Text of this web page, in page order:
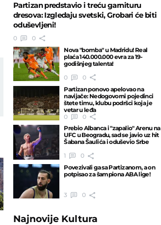
Partizan predstavio i treću garnituru
dresova: Izgledaju svetski, Grobari će biti
oduševljeni!
0
0
Nova "bomba" u Madridu! Real
plaća 140.000.000 evra za 19-
godišnjeg talenta!
0
0
Partizan ponovo apelovao na
navijače: Nedogovorni pojedinci
štete timu, klubu podršci koja je
vetar u leđa
0
0
Prebio Albanca i "zapalio" Arenu na
UFC u Beogradu, sad se javio uz hit
Šabana Šaulića i oduševio Srbe
1
0
Povezivali ga sa Partizanom, a on
potpisao za šampiona ABA lige!
3 0
Najnovije Kultura